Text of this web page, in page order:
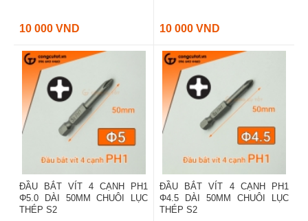
10 000 VND 10 000 VND
ĐẦU BẮT VÍT 4 CẠNH PH1
Φ5.0 DÀI 50MM CHUÔI LỤC
THÉP S2
ĐẦU BẮT VÍT 4 CẠNH PH1
Φ4.5 DÀI 50MM CHUÔI LỤC
THÉP S2